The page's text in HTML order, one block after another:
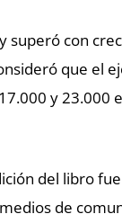
superó con
que el
y 23.000
del libro
de